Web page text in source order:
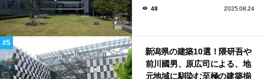
48 2025.08.24
新潟県の建築10選！隈研吾や
前川國男、原広司による、地
元地域に馴染む至極の建築揃